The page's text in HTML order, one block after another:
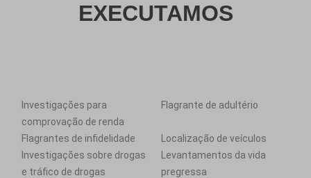
EXECUTAMOS
Investigações para
comprovação de renda
Flagrante de adultério
Flagrantes de infidelidade
Localização de veículos
Investigações sobre drogas
e tráfico de drogas
Levantamentos da vida
pregressa